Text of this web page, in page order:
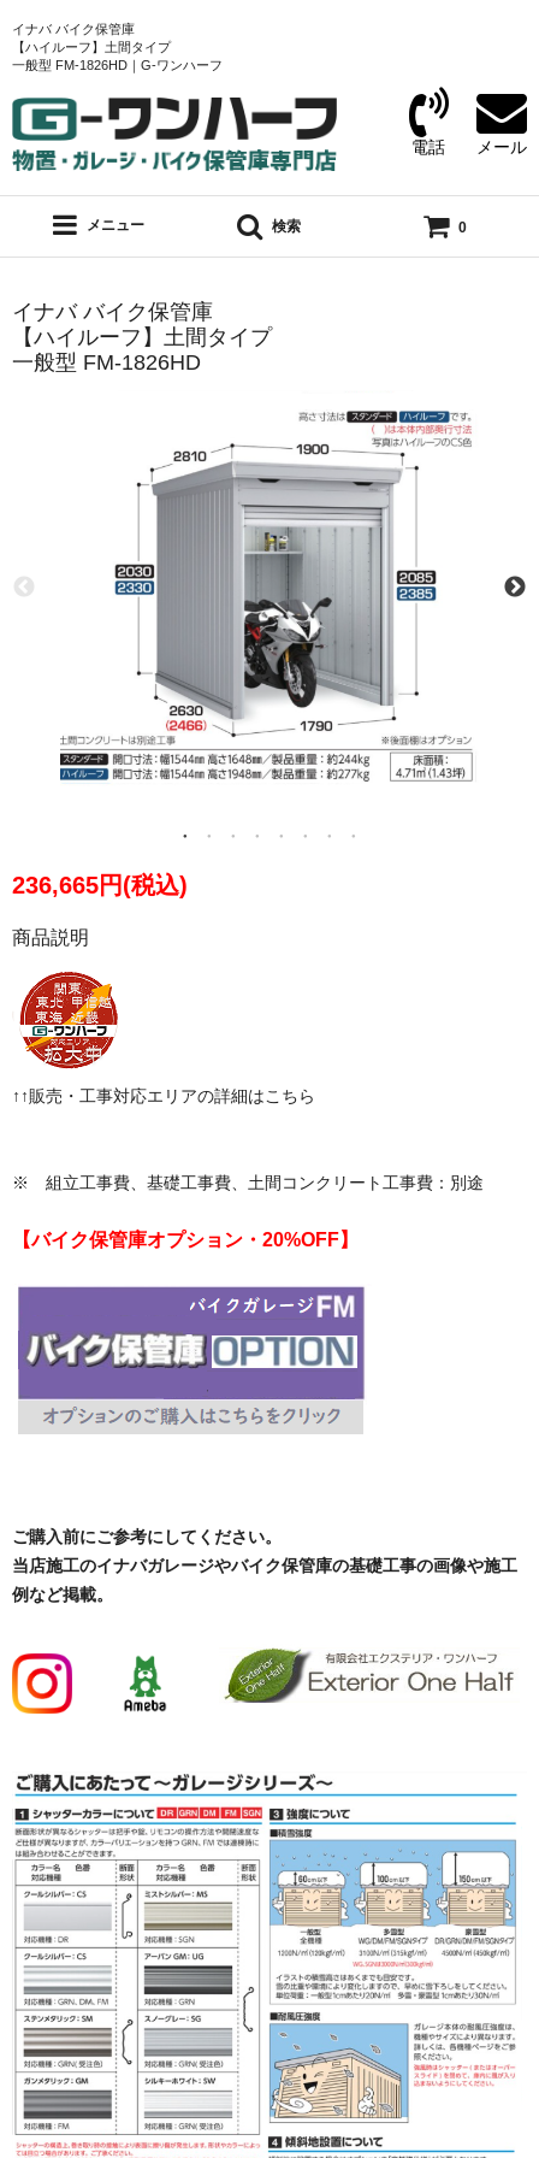
イナバ バイク保管庫
【ハイルーフ】土間タイプ
一般型 FM-1826HD｜G-ワンハーフ
電話 メール
メニュー 検索 0
イナバ バイク保管庫
【ハイルーフ】土間タイプ
一般型 FM-1826HD
236,665円(税込)
商品説明
↑↑販売・工事対応エリアの詳細はこちら
※ 組立工事費、基礎工事費、土間コンクリート工事費：別途
【バイク保管庫オプション・20%OFF】
ご購入前にご参考にしてください。
当店施工のイナバガレージやバイク保管庫の基礎工事の画像や施工
例など掲載。